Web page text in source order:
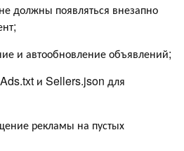
должны появляться внезапно
и автообновление объявлений;
Ads.txt и Sellers.json для
рекламы на пустых